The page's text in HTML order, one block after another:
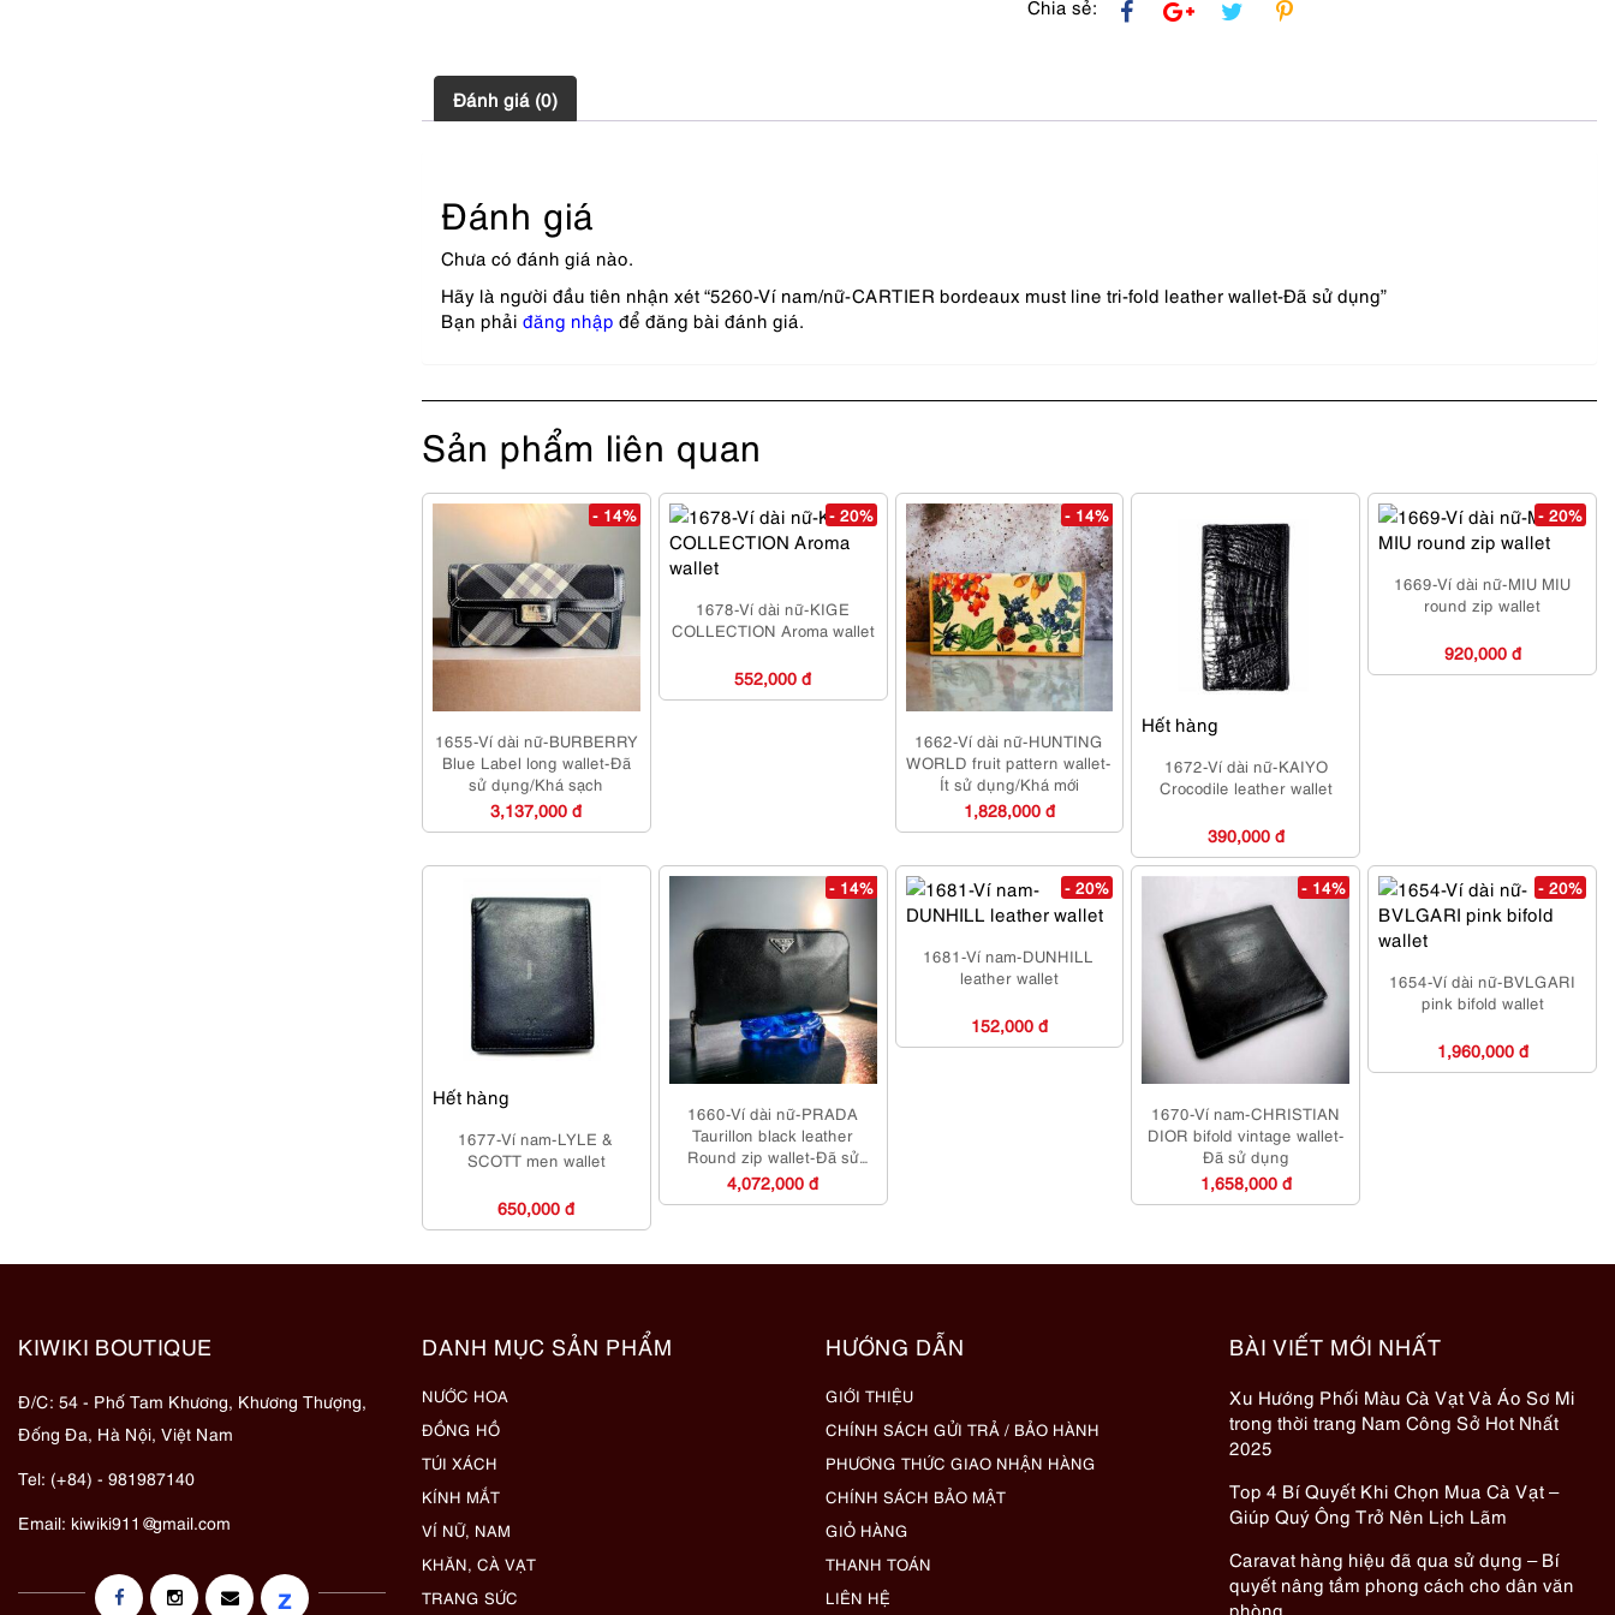
số
Chia sẻ:
Đánh giá (0)
Đánh giá
Chưa có đánh giá nào.
Hãy là người đầu tiên nhận xét “5260-Ví nam/nữ-CARTIER bordeaux must line tri-fold leather wallet-Đã sử dụng”
Bạn phải đăng nhập để đăng bài đánh giá.
Sản phẩm liên quan
- 14%
1655-Ví dài nữ-BURBERRY
Blue Label long wallet-Đã
sử dụng/Khá sạch
3,137,000 đ
- 20%
1678-Ví dài nữ-KIGE
COLLECTION Aroma wallet
552,000 đ
- 14%
1662-Ví dài nữ-HUNTING
WORLD fruit pattern wallet-
Ít sử dụng/Khá mới
1,828,000 đ
Hết hàng
1672-Ví dài nữ-KAIYO
Crocodile leather wallet
390,000 đ
- 20%
1669-Ví dài nữ-MIU MIU
round zip wallet
920,000 đ
Hết hàng
1677-Ví nam-LYLE &
SCOTT men wallet
650,000 đ
- 14%
1660-Ví dài nữ-PRADA
Taurillon black leather
Round zip wallet-Đã sử
dụng
4,072,000 đ
- 20%
1681-Ví nam-DUNHILL
leather wallet
152,000 đ
- 14%
1670-Ví nam-CHRISTIAN
DIOR bifold vintage wallet-
Đã sử dụng
1,658,000 đ
- 20%
1654-Ví dài nữ-BVLGARI
pink bifold wallet
1,960,000 đ
KIWIKI BOUTIQUE
Đ/C: 54 - Phố Tam Khương, Khương Thượng,
Đống Đa, Hà Nội, Việt Nam
Tel: (+84) - 981987140
Email: kiwiki911@gmail.com
z
DANH MỤC SẢN PHẨM
NƯỚC HOA
ĐỒNG HỒ
TÚI XÁCH
KÍNH MẮT
VÍ NỮ, NAM
KHĂN, CÀ VẠT
TRANG SỨC
HƯỚNG DẪN
GIỚI THIỆU
CHÍNH SÁCH GỬI TRẢ / BẢO HÀNH
PHƯƠNG THỨC GIAO NHẬN HÀNG
CHÍNH SÁCH BẢO MẬT
GIỎ HÀNG
THANH TOÁN
LIÊN HỆ
BÀI VIẾT MỚI NHẤT
Xu Hướng Phối Màu Cà Vạt Và Áo Sơ Mi
trong thời trang Nam Công Sở Hot Nhất
2025
Top 4 Bí Quyết Khi Chọn Mua Cà Vạt –
Giúp Quý Ông Trở Nên Lịch Lãm
Caravat hàng hiệu đã qua sử dụng – Bí
quyết nâng tầm phong cách cho dân văn
phòng